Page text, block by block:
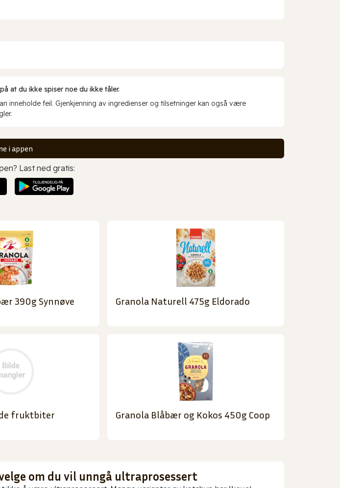
at du ikke spiser noe du ikke tåler.
inneholde feil. Gjenkjenning av ingredienser og tilsetninger kan også være
i appen
Last ned gratis:
390g Synnøve Granola Naturell 475g Eldorado
fruktbiter Granola Blåbær og Kokos 450g Coop
om du vil unngå ultraprosessert